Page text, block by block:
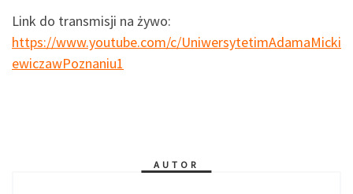
Link do transmisji na żywo:
https://www.youtube.com/c/UniwersytetimAdamaMicki
ewiczawPoznaniu1
AUTOR